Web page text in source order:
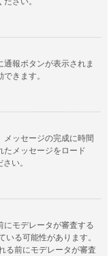
報ボタンが表示されま
きます。
メッセージの完成に時間
たメッセージをロード
い。
にモデレータが審査する
る可能性があります。
る前にモデレータが審査